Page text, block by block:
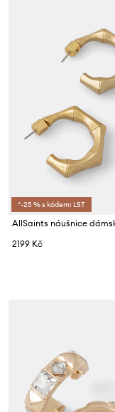
*-25 % s kódem: LST
2199 Kč